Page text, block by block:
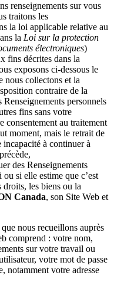
renseignements sur vous
traitons les
la loi applicable relative au
la Loi sur la protection
électroniques)
fins décrites dans la
exposons ci-dessous le
nous collectons et la
contraire de la
personnels
fins sans votre
consentement au traitement
moment, mais le retrait de
à continuer à
des Renseignements
si elle estime que c’est
droits, les biens ou la
Canada, son Site Web et
nous recueillons auprès
comprend : votre nom,
sur votre travail ou
votre mot de passe
notamment votre adresse